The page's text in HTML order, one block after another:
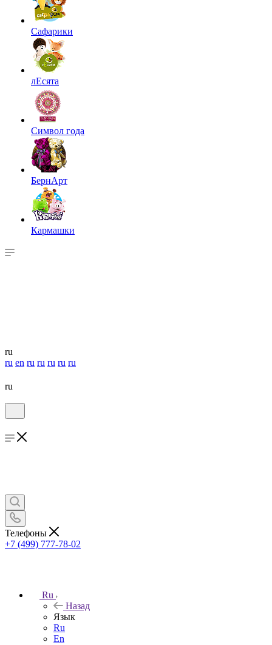
Сафарики
лЕсята
Символ года
БернАрт
Кармашки
ru
ru en ru ru ru ru ru
ru
Телефоны
+7 (499) 777-78-02
Ru
Назад
Язык
Ru
En